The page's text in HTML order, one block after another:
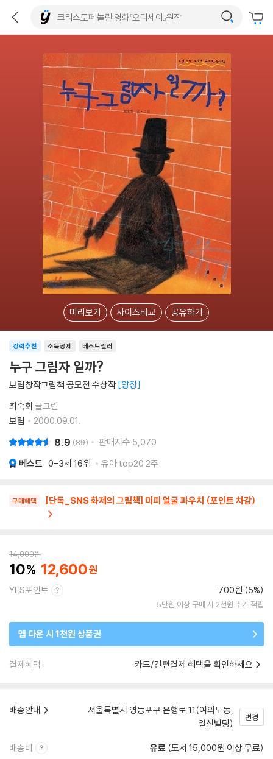
미리보기 사이즈비교 공유하기
소득공제 베스트셀러
강력추천
누구 그림자 일까?
보림창작그림책 공모전 수상작 양장
최숙희 글그림
보림
2000.09.01.
8.9 89 판매지수 5,070
베스트 0-3세 16위 유아 top20 2주
구매혜택 [단독_SNS 화제의 그림책] 미피 얼굴 파우치 (포인트 차감)
14,000원
10 12,600
YES포인트 700원 (5%)
5만원 이상 구매 시 2천원 추가 적립
앱 다운 시 1천원 상품권
결제혜택 카드/간편결제 혜택을 확인하세요
배송안내
서울특별시 영등포구 은행로 11(여의도동,
일신빌딩)
변경
배송비 유료 (도서 15,000원 이상 무료)